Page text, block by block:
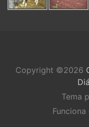
Copyright ©2026
Tema